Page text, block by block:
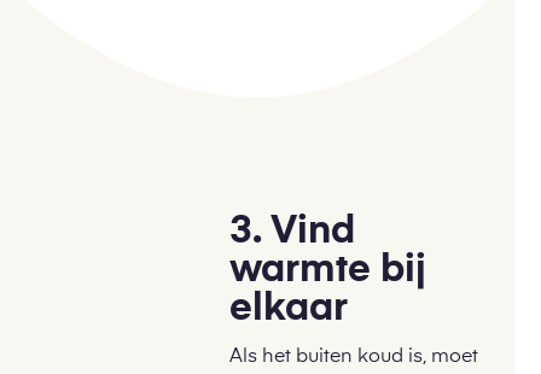
3. Vind
warmte bij
elkaar
Als het buiten koud is, moet